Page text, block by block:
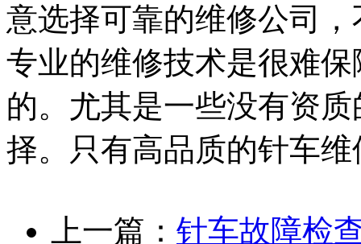
意选择可靠的维修公司
专业的维修技术是很难
的。尤其是一些没有资
择。只有高品质的针车
上一篇： 针车故障检